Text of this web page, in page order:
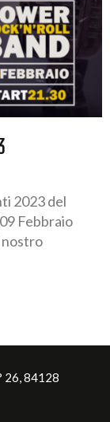
2023 del
Febbraio
nostro
26, 84128